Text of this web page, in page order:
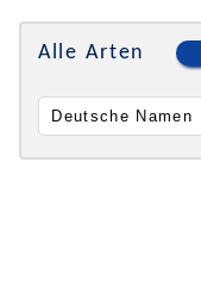
Alle Arten